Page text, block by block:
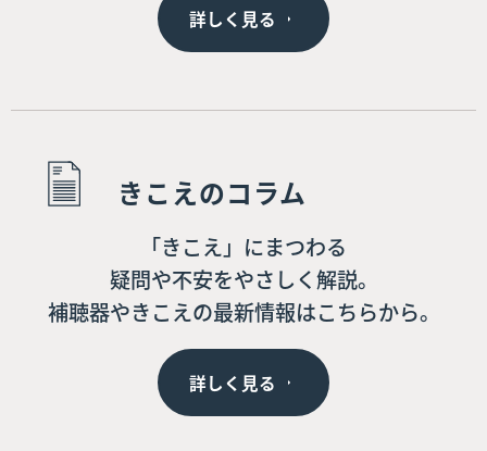
詳しく見る
きこえのコラム
「きこえ」にまつわる
疑問や不安をやさしく解説。
補聴器やきこえの最新情報はこちらから。
詳しく見る